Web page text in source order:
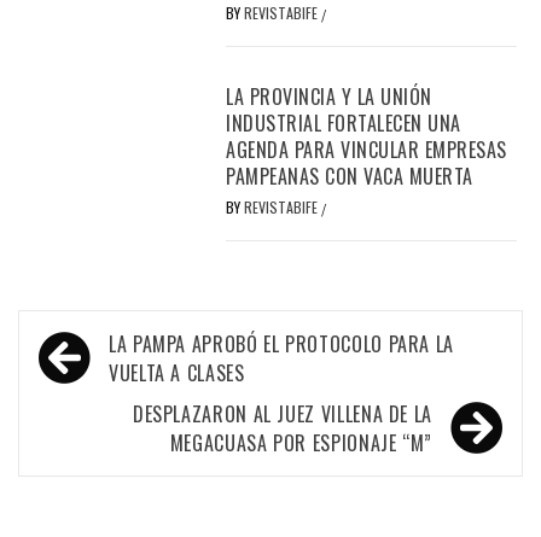
BYREVISTABIFE /
LA PROVINCIA Y LA UNIÓN
INDUSTRIAL FORTALECEN UNA
AGENDA PARA VINCULAR EMPRESAS
PAMPEANAS CON VACA MUERTA
BYREVISTABIFE /
Navegación
de
entradas
LA PAMPA APROBÓ EL PROTOCOLO PARA LA
VUELTA A CLASES
DESPLAZARON AL JUEZ VILLENA DE LA
MEGACUASA POR ESPIONAJE “M”